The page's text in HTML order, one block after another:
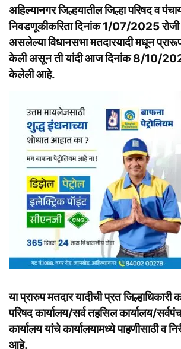
अहिल्यानगर जिल्हयातील जिल्हा परिषद व
निवडणूकीकरिता दिनांक 1/07/2025 रोजी
असलेल्या विधानसभा मतदारयादी मधून
केली असून ती यांदी आज दिनांक 8/10/
केलेली आहे.
या प्रारुप मतदार यादीची प्रत जिल्हाधिकारी
परिषद कार्यालय/सर्व तहसिल कार्यालय/
कार्यालय यांचे कार्यालयामध्ये पाहणीसाठी व
आहे.